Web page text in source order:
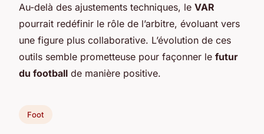
Au-delà des ajustements techniques, le VAR
pourrait redéfinir le rôle de l’arbitre, évoluant vers
une figure plus collaborative. L’évolution de ces
outils semble prometteuse pour façonner le futur
du football de manière positive.
Foot